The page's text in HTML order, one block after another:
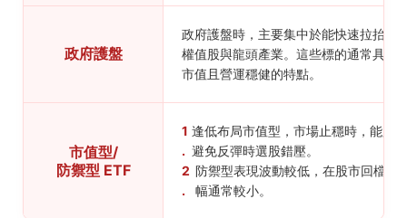
政府護盤
政府護盤時，主要集中於能快速拉抬大
權值股與龍頭產業。這些標的通常具有
市值且營運穩健的特點。
市值型/
防禦型 ETF
1
.
逢低布局市值型，市場止穩時，能跟
避免反彈時選股錯壓。
2
.
防禦型表現波動較低，在股市回檔時
幅通常較小。